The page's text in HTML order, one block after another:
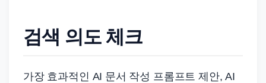
검색 의도 체크
가장 효과적인 AI 문서 작성 프롬프트 제안, AI